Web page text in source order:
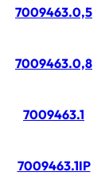
7009463.0,5
7009463.0,8
7009463.1
7009463.1IP